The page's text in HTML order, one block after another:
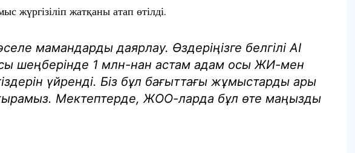
жүргізіліп жатқаны атап өтілді.
мамандарды даярлау. Өздеріңізге белгілі AI
шеңберінде 1 млн-нан астам адам осы ЖИ-мен
үйренді. Біз бұл бағыттағы жұмыстарды ары
Мектептерде, ЖОО-ларда бұл өте маңызды